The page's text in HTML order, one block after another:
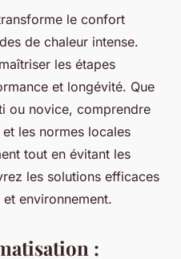
le confort
de chaleur intense.
les étapes
et longévité. Que
ou novice, comprendre
les normes locales
tout en évitant les
les solutions efficaces
environnement.
: